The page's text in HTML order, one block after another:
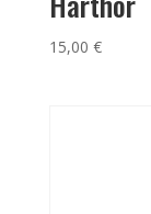
15,00 €